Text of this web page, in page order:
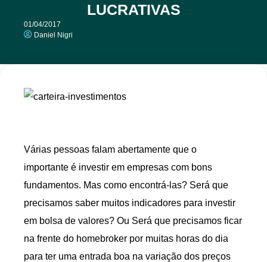
LUCRATIVAS
01/04/2017
Daniel Nigri
Várias pessoas falam abertamente que o
importante é investir em empresas com bons
fundamentos. Mas como encontrá-las? Será que
precisamos saber muitos indicadores para investir
em bolsa de valores? Ou Será que precisamos ficar
na frente do homebroker por muitas horas do dia
para ter uma entrada boa na variação dos preços